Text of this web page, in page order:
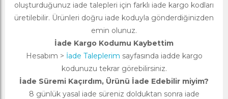
oluşturduğunuz iade talepleri için farklı iade kargo kodları
üretilebilir. Ürünleri doğru iade koduyla gönderdiğinizden
emin olunuz.
İade Kargo Kodumu Kaybettim
Hesabım > İade Taleplerim sayfasında iadde kargo
kodunuzu tekrar görebilirsiniz.
İade Süremi Kaçırdım, Ürünü İade Edebilir miyim?
8 günlük yasal iade süreniz dolduktan sonra iade